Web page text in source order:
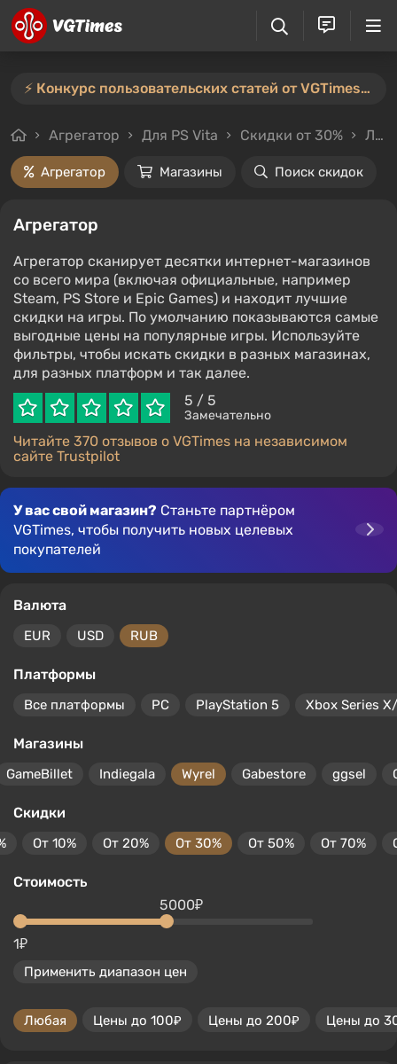
⚡️ Конкурс пользовательских статей от VGTimes продлён — участвуйте тут ⚡️
Агрегатор Для PS Vita Скидки от 30% Любой стоимости
Агрегатор Магазины Поиск скидок
Агрегатор
Агрегатор сканирует десятки интернет-магазинов
со всего мира (включая официальные, например
Steam, PS Store и Epic Games) и находит лучшие
скидки на игры. По умолчанию показываются самые
выгодные цены на популярные игры. Используйте
фильтры, чтобы искать скидки в разных магазинах,
для разных платформ и так далее.
5 / 5
Замечательно
Читайте 370 отзывов о VGTimes на независимом
сайте Trustpilot
У вас свой магазин? Станьте партнёром
VGTimes, чтобы получить новых целевых
покупателей
Валюта
EUR USD RUB
Платформы
Все платформы PC PlayStation 5 Xbox Series
Магазины
GameBillet Indiegala Wyrel Gabestore ggsel
Скидки
От 10% От 20% От 30% От 50% От 70%
Стоимость
1₽
5000₽
Применить диапазон цен
Любая Цены до 100₽ Цены до 200₽ Цены до